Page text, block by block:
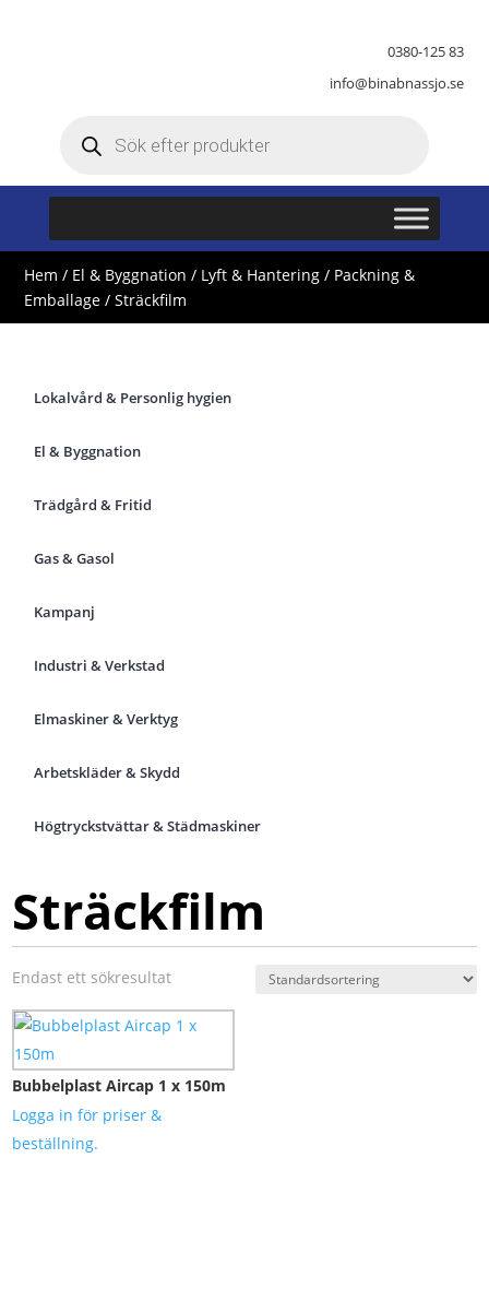
0380-125 83
info@binabnassjo.se
Hem / El & Byggnation / Lyft & Hantering / Packning &
Emballage / Sträckfilm
Lokalvård & Personlig hygien
El & Byggnation
Trädgård & Fritid
Gas & Gasol
Kampanj
Industri & Verkstad
Elmaskiner & Verktyg
Arbetskläder & Skydd
Högtryckstvättar & Städmaskiner
Sträckfilm
Endast ett sökresultat
Bubbelplast Aircap 1 x 150m
Logga in för priser &
beställning.